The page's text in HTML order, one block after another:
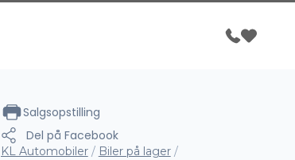
Salgsopstilling
Del på Facebook
KL Automobiler / Biler på lager /